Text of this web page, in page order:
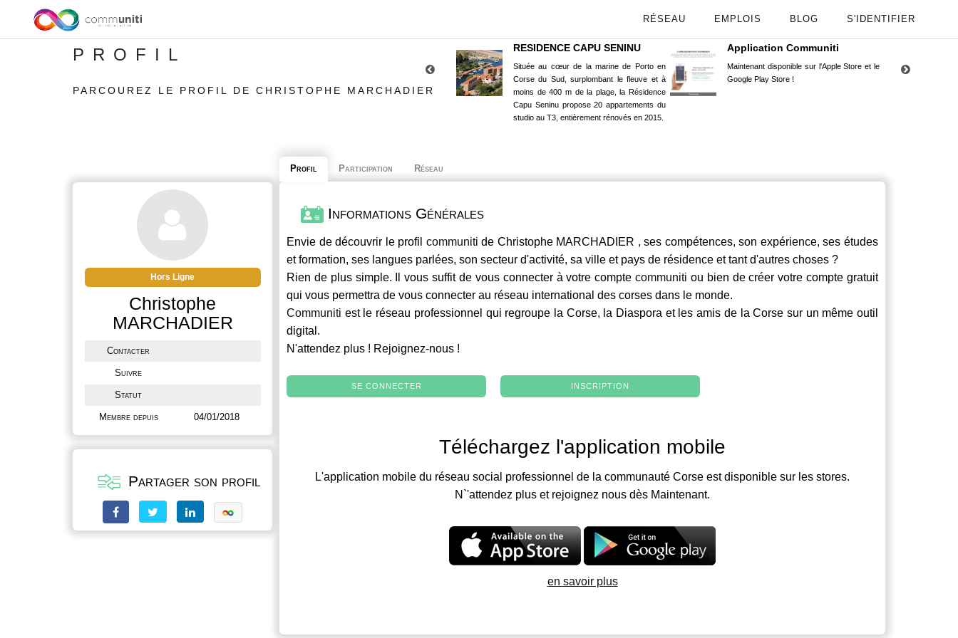
RÉSEAU EMPLOIS BLOG S'IDENTIFIER
PROFIL
PARCOUREZ LE PROFIL DE CHRISTOPHE MARCHADIER
RESIDENCE CAPU SENINU
Située au cœur de la marine de Porto en
Corse du Sud, surplombant le fleuve et à
moins de 400 m de la plage, la Résidence
Capu Seninu propose 20 appartements du
studio au T3, entièrement rénovés en 2015.
Application Communiti
Maintenant disponible sur l'Apple Store et le
Google Play Store !
Hors Ligne
Christophe
MARCHADIER
Contacter
Suivre
Statut
Membre depuis 04/01/2018
Partager son profil
Profil Participation Réseau
Informations Générales
Envie de découvrir le profil communiti de Christophe MARCHADIER , ses compétences, son expérience, ses études
et formation, ses langues parlées, son secteur d'activité, sa ville et pays de résidence et tant d'autres choses ?
Rien de plus simple. Il vous suffit de vous connecter à votre comptecommuniti ou bien de créer votre compte gratuit
qui vous permettra de vous connecter au réseau international des corses dans le monde.
Communiti est le réseau professionnel qui regroupe la Corse, la Diaspora et les amis de la Corse sur un même outil
digital.
N'attendez plus ! Rejoignez-nous !
SE CONNECTER INSCRIPTION
Téléchargez l'application mobile
L'application mobile du réseau social professionnel de la communauté Corse est disponible sur les stores.
N`'attendez plus et rejoignez nous dès Maintenant.
en savoir plus